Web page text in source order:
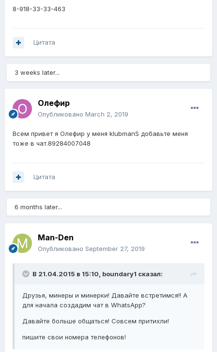
8-918-33-33-463
Цитата
3 weeks later...
Олефир
Опубликовано March 2, 2019
Всем привет я Олефир у меня klubmanS добавьте меня
тоже в чат.89284007048
Цитата
6 months later...
Man-Den
Опубликовано September 27, 2019
В 21.04.2015 в 15:10, boundary1 сказал:
Друзья, минеры и минерки! Давайте встретимся!! А
для начала создадим чат в WhatsApp?
Давайте больше общаться! Совсем притихли!
пишите свои номера телефонов!